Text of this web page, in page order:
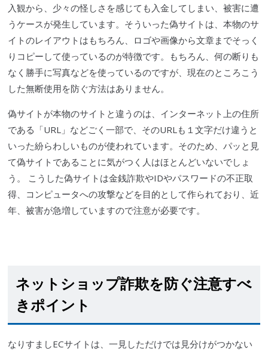
入観から、少々の怪しさを感じても入金してしまい、被害に遭
うケースが発生しています。そういった偽サイトは、本物のサ
イトのレイアウトはもちろん、ロゴや画像から文章までそっく
りコピーして使っているのが特徴です。もちろん、何の断りも
なく勝手に写真などを使っているのですが、現在のところこう
した無断使用を防ぐ方法はありません。
偽サイトが本物のサイトと違うのは、インターネット上の住所
である「URL」などごく一部で、そのURLも１文字だけ違うと
いった紛らわしいものが使われています。そのため、パッと見
て偽サイトであることに気がつく人はほとんどいないでしょ
う。 こうした偽サイトは金銭詐欺やIDやパスワードの不正取
得、コンピュータへの攻撃などを目的として作られており、近
年、被害が急増していますので注意が必要です。
ネットショップ詐欺を防ぐ注意すべ
きポイント
なりすましECサイト は、一見しただけでは見分けがつかない